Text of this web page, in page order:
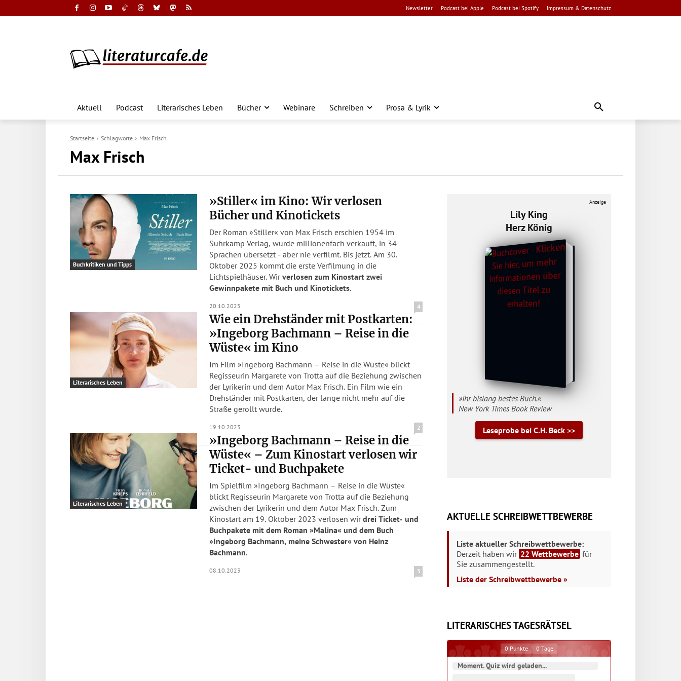
Newsletter Podcast bei Apple Podcast bei Spotify Impressum & Datenschutz
Aktuell Podcast Literarisches Leben Bücher Webinare Schreiben Prosa & Lyrik
Startseite Schlagworte Max Frisch
Max Frisch
Buchkritiken und Tipps
»Stiller« im Kino: Wir verlosen
Bücher und Kinotickets
Der Roman »Stiller« von Max Frisch erschien 1954 im
Suhrkamp Verlag, wurde millionenfach verkauft, in 34
Sprachen übersetzt - aber nie verfilmt. Bis jetzt. Am 30.
Oktober 2025 kommt die erste Verfilmung in die
Lichtspielhäuser. Wirverlosen zum Kinostart zwei
Gewinnpakete mit Buch und Kinotickets.
20.10.2025 4
Literarisches Leben
Wie ein Drehständer mit Postkarten:
»Ingeborg Bachmann – Reise in die
Wüste« im Kino
Im Film »Ingeborg Bachmann – Reise in die Wüste« blickt
Regisseurin Margarete von Trotta auf die Beziehung zwischen
der Lyrikerin und dem Autor Max Frisch. Ein Film wie ein
Drehständer mit Postkarten, der lange nicht mehr auf die
Straße gerollt wurde.
19.10.2023 2
Literarisches Leben
»Ingeborg Bachmann – Reise in die
Wüste« – Zum Kinostart verlosen wir
Ticket- und Buchpakete
Im Spielfilm »Ingeborg Bachmann – Reise in die Wüste«
blickt Regisseurin Margarete von Trotta auf die Beziehung
zwischen der Lyrikerin und dem Autor Max Frisch. Zum
Kinostart am 19. Oktober 2023 verlosen wirdrei Ticket- und
Buchpakete mit dem Roman »Malina« und dem Buch
»Ingeborg Bachmann, meine Schwester« von Heinz
Bachmann.
08.10.2023 3
Anzeige
Lily King
Herz König
»Ihr bislang bestes Buch.«
New York Times Book Review
Leseprobe bei C.H. Beck >>
AKTUELLE SCHREIBWETTBEWERBE
Liste aktueller Schreibwettbewerbe:
Derzeit haben wir 22 Wettbewerbe für
Sie zusammengestellt.
Liste der Schreibwettbewerbe »
LITERARISCHES TAGESRÄTSEL
0 Punkte 0 Tage
Moment. Quiz wird geladen...